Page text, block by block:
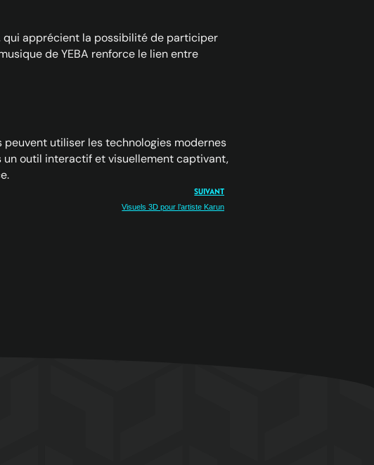
qui apprécient la possibilité de participer
de YEBA renforce le lien entre
utiliser les technologies modernes
un outil interactif et visuellement captivant,
SUIVANT
Visuels 3D pour l’artiste Karun